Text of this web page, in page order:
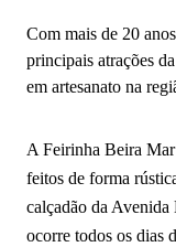
Feira José
Feira de
Feira da
Feira de
Com mais de 20
principais atrações
em artesanato na
A Feirinha Beira Mar
feitos de forma
calçadão da
ocorre todos os dias